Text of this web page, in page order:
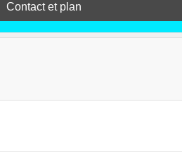
Contact et plan